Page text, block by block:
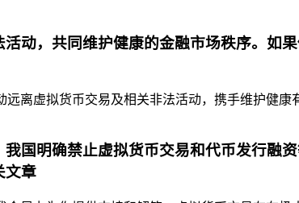
动，共同维护健康的金融市场秩序。如
离虚拟货币交易及相关非法活动，携手维护健
国明确禁止虚拟货币交易和代币发行融
文章